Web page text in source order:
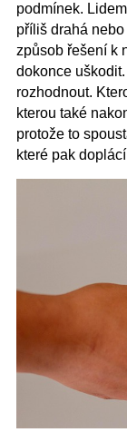
podmínek.
příliš drahá
způsob řešení k
dokonce uškodit.
rozhodnout.
kterou také
protože to
které pak